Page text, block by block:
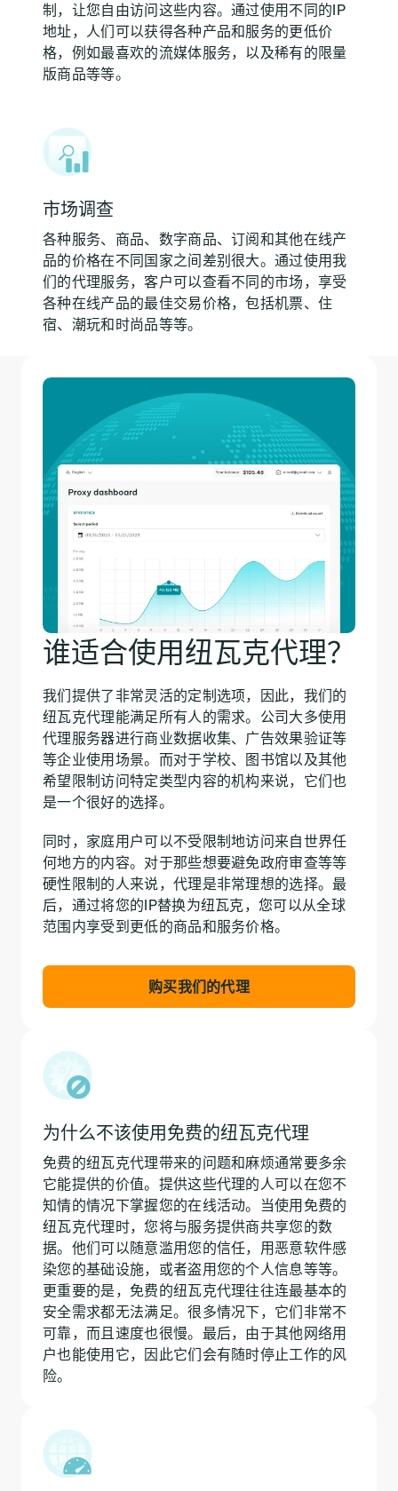
制，让您自由访问这些内容。通过使用不同的IP
地址，人们可以获得各种产品和服务的更低价
格，例如最喜欢的流媒体服务，以及稀有的限量
版商品等等。
市场调查
各种服务、商品、数字商品、订阅和其他在线产
品的价格在不同国家之间差别很大。通过使用我
们的代理服务，客户可以查看不同的市场，享受
各种在线产品的最佳交易价格，包括机票、住
宿、潮玩和时尚品等等。
谁适合使用纽瓦克代理？
我们提供了非常灵活的定制选项，因此，我们的
纽瓦克代理能满足所有人的需求。公司大多使用
代理服务器进行商业数据收集、广告效果验证等
等企业使用场景。而对于学校、图书馆以及其他
希望限制访问特定类型内容的机构来说，它们也
是一个很好的选择。
同时，家庭用户可以不受限制地访问来自世界任
何地方的内容。对于那些想要避免政府审查等等
硬性限制的人来说，代理是非常理想的选择。最
后，通过将您的IP替换为纽瓦克，您可以从全球
范围内享受到更低的商品和服务价格。
购买我们的代理
为什么不该使用免费的纽瓦克代理
免费的纽瓦克代理带来的问题和麻烦通常要多余
它能提供的价值。提供这些代理的人可以在您不
知情的情况下掌握您的在线活动。当使用免费的
纽瓦克代理时，您将与服务提供商共享您的数
据。他们可以随意滥用您的信任，用恶意软件感
染您的基础设施，或者盗用您的个人信息等等。
更重要的是，免费的纽瓦克代理往往连最基本的
安全需求都无法满足。很多情况下，它们非常不
可靠，而且速度也很慢。最后，由于其他网络用
户也能使用它，因此它们会有随时停止工作的风
险。